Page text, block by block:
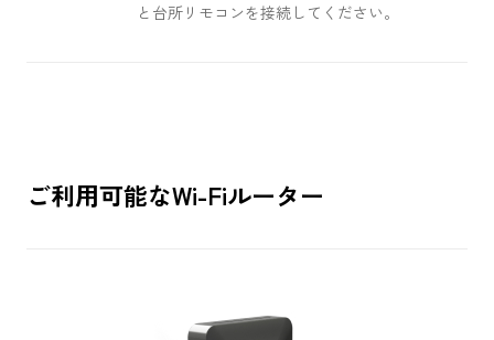
と台所リモコンを接続してください。
ご利用可能なWi-Fiルーター